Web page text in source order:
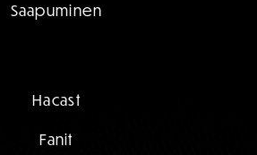
Saapuminen
Hacast
Fanit